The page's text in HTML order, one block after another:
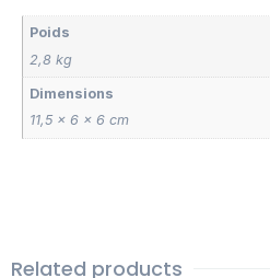
Poids
2,8 kg
Dimensions
11,5 × 6 × 6 cm
Related products